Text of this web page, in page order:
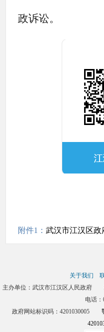
政诉讼。
附件1： 武汉市江汉区政
关于我们
主办单位：武汉市江汉区人民政
电话：
政府网站标识码：4201030005